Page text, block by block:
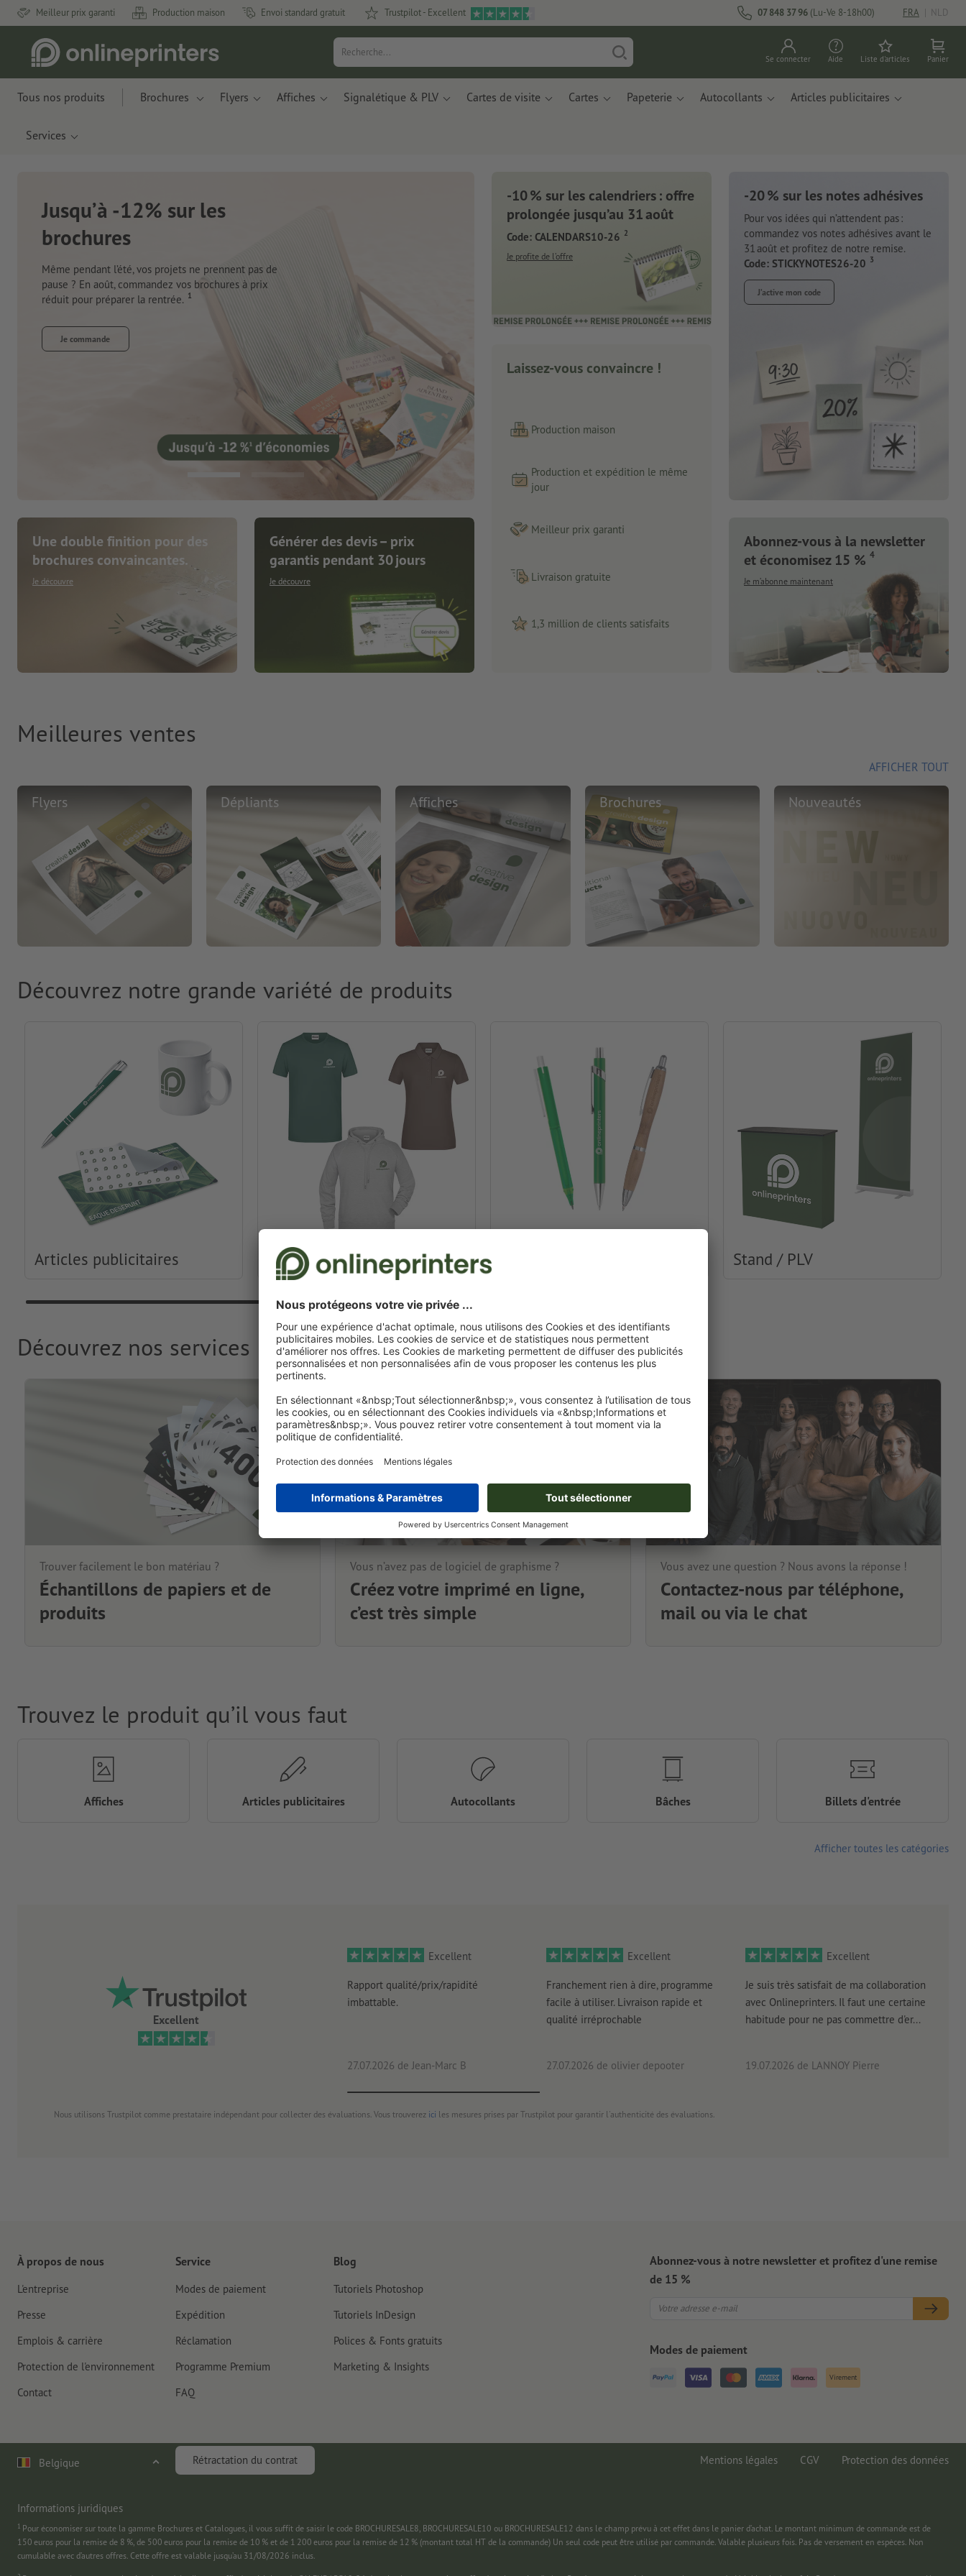
Meilleur prix garanti Production maison Envoi standard gratuit Trustpilot - Excellent 07 848 37 96 (Lu-Ve 8-18h00) FRA | NLD
Se connecter Aide Liste d'articles Panier
Tous nos produits Brochures Flyers Affiches Signalétique & PLV Cartes de visite Cartes Papeterie Autocollants Articles publicitaires
Services
Jusqu’à -12% sur les
brochures
Même pendant l’été, vos projets ne prennent pas de
pause ? En août, commandez vos brochures à prix
réduit pour préparer la rentrée. 1
Je commande
Nouveau : Carnets de notes
Des matériaux innovants à base de résidus de
pommes et de déchets plastiques recyclés.
Une double finition pour des
brochures convaincantes.
Je découvre
Générer des devis – prix
garantis pendant 30 jours
Je découvre
-10 % sur les calendriers : offre
prolongée jusqu’au 31 août
Code: CALENDARS10-26 2
Je profite de l’offre
Laissez-vous convaincre !
Production maison
Production et expédition le même
jour
Meilleur prix garanti
Livraison gratuite
1,3 million de clients satisfaits
-20 % sur les notes adhésives
Pour vos idées qui n’attendent pas :
commandez vos notes adhésives avant le
31 août et profitez de notre remise.
Code: STICKYNOTES26-20 3
J’active mon code
Abonnez-vous à la newsletter
et économisez 15 % 4
Je m’abonne maintenant
Meilleures ventes
AFFICHER TOUT
Flyers Dépliants Affiches Brochures Nouveautés
Découvrez notre grande variété de produits
Articles publicitaires Habillement & Textiles Stand / PLV
Découvrez nos services
Trouver facilement le bon matériau ?
Échantillons de papiers et de
produits
Vous n’avez pas de logiciel de graphisme ?
Créez votre imprimé en ligne,
c’est très simple
Vous avez une question ? Nous avons la réponse !
Contactez-nous par téléphone,
mail ou via le chat
Excellent
Excellent
Rapport qualité/prix/rapidité
imbattable.
27.07.2026 de Jean-Marc B
Excellent
Franchement rien à dire, programme
facile à utiliser. Livraison rapide et
qualité irréprochable
27.07.2026 de olivier depooter
Excellent
Je suis très satisfait de ma collaboration
avec Onlineprinters. Il faut une certaine
habitude pour ne pas commettre d'er...
19.07.2026 de LANNOY Pierre
Nous utilisons Trustpilot comme prestataire indépendant pour collecter des évaluations. Vous trouverez ici les mesures prises par Trustpilot pour garantir l'authenticité des évaluations.
Trouvez le produit qu’il vous faut
Affiches Articles publicitaires Autocollants Bâches Billets d'entrée
Afficher toutes les catégories
À propos de nous
L'entreprise
Presse
Emplois & carrière
Protection de l'environnement
Contact
Service
Modes de paiement
Expédition
Réclamation
Programme Premium
FAQ
Blog
Tutoriels Photoshop
Tutoriels InDesign
Polices & Fonts gratuits
Marketing & Insights
Abonnez-vous à notre newsletter et profitez d'une remise
de 15 %
Modes de paiement
Virement
Belgique Rétractation du contrat Mentions légales CGV Protection des données
Informations juridiques
1 Pour économiser sur toute la gamme Brochures et Catalogues, il vous suffit de saisir le code BROCHURESALE8, BROCHURESALE10 ou BROCHURESALE12 dans le champ prévu à cet effet dans le panier d’achat. Le montant minimum de commande est de
150 euros pour la remise de 8 %, de 500 euros pour la remise de 10 % et de 1 200 euros pour la remise de 12 % (montant total HT de la commande) Un seul code peut être utilisé par commande. Valable plusieurs fois. Pas de versement en espèces. Non
cumulable avec d’autres offres. Cette offre est valable jusqu’au 31/08/2026 inclus.